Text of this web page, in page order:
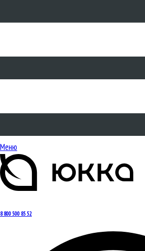
Меню
8 800 500 85 52